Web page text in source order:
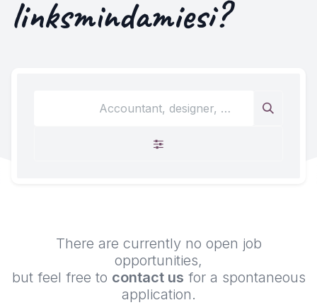
linksmindamiesi?
There are currently no open job
opportunities,
but feel free to contact us for a spontaneous
application.